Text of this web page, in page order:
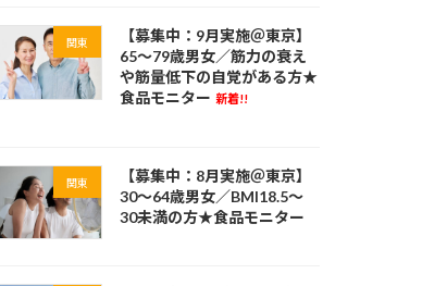
関東
【募集中：9月実施＠東京】
65～79歳男女／筋力の衰え
や筋量低下の自覚がある方★
食品モニター 新着!!
関東
【募集中：8月実施＠東京】
30～64歳男女／BMI18.5～
30未満の方★食品モニター